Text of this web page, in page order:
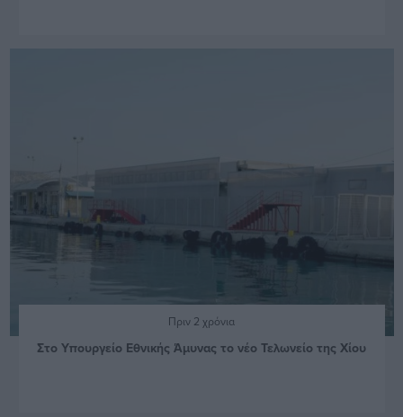
Πριν 2 χρόνια
Στο Υπουργείο Εθνικής Άμυνας το νέο Τελωνείο της Χίου